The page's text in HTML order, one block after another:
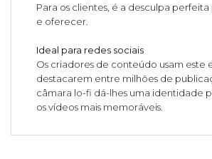
Para os clientes, é a desculpa
e oferecer.
Ideal para redes sociais
Os criadores de conteúdo usam este
destacarem entre milhões de
câmara lo-fi dá-lhes uma identidade
os vídeos mais memoráveis.